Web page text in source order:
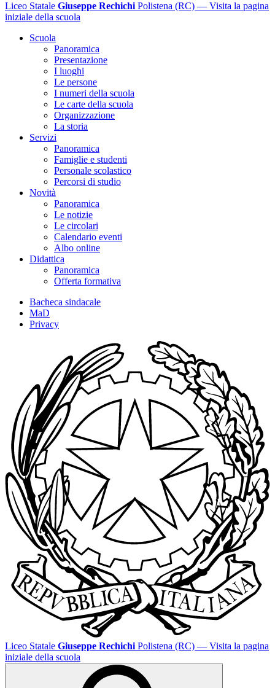
Liceo Statale Giuseppe Rechichi Polistena (RC) — Visita la pagina
iniziale della scuola
Scuola
Panoramica
Presentazione
I luoghi
Le persone
I numeri della scuola
Le carte della scuola
Organizzazione
La storia
Servizi
Panoramica
Famiglie e studenti
Personale scolastico
Percorsi di studio
Novità
Panoramica
Le notizie
Le circolari
Calendario eventi
Albo online
Didattica
Panoramica
Offerta formativa
Bacheca sindacale
MaD
Privacy
Liceo Statale Giuseppe Rechichi Polistena (RC) — Visita la pagina
iniziale della scuola